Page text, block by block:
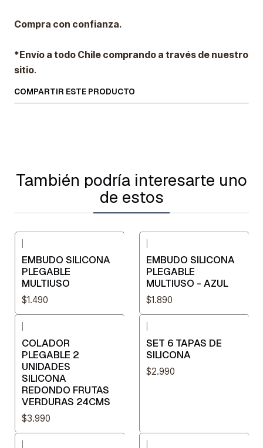
Compra con confianza.
*Envío a todo Chile comprando a través de nuestro
sitio.
COMPARTIR ESTE PRODUCTO
También podría interesarte uno
de estos
EMBUDO SILICONA
PLEGABLE
MULTIUSO
$1.490
EMBUDO SILICONA
PLEGABLE
MULTIUSO - AZUL
$1.890
COLADOR
PLEGABLE 2
UNIDADES
SILICONA
REDONDO FRUTAS
VERDURAS 24CMS
$3.990
SET 6 TAPAS DE
SILICONA
$2.990